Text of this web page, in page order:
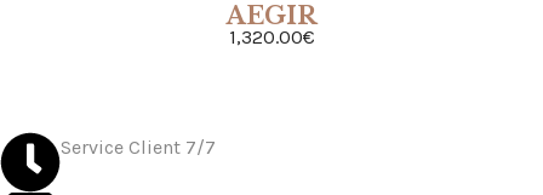
AEGIR
1,320.00€
ACHETER
Service Client 7/7